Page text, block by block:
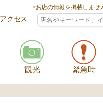
>お店の情報を掲載しませ
アクセス
観光 緊急時